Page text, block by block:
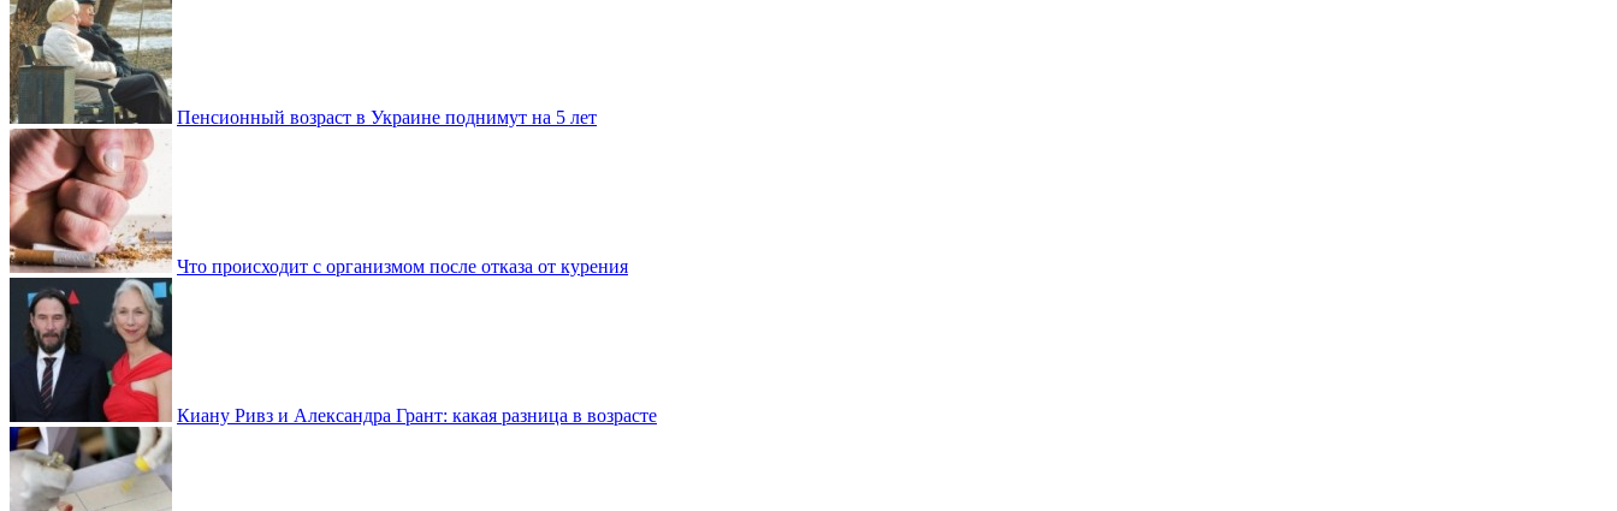
Пенсионный возраст в Украине поднимут на 5 лет
Что происходит с организмом после отказа от курения
Киану Ривз и Александра Грант: какая разница в возрасте